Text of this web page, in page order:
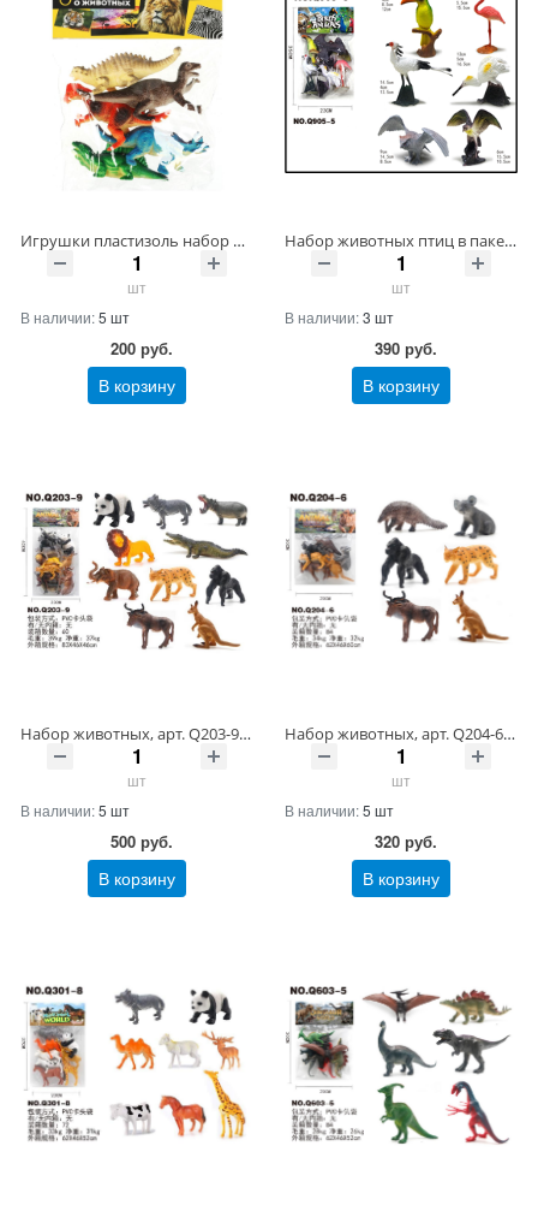
Игрушки пластизоль набор из 5-ти динозавров в пак. ИГРАЕМ ВМЕСТЕ Артикул HB9908-5/-20 ШтрихКод 4620002036973
шт
В наличии:5 шт
200 руб.
В корзину
Набор животных птиц в пакете Артикул Q905-5/-39 ШтрихКод 4657792476139
шт
В наличии:3 шт
390 руб.
В корзину
Набор животных, арт. Q203-9 Артикул Q203-9/-50 ШтрихКод 2009975381273
шт
В наличии:5 шт
500 руб.
В корзину
Набор животных, арт. Q204-6 Артикул Q204-6/-32 ШтрихКод 2009975381778
шт
В наличии:5 шт
320 руб.
В корзину